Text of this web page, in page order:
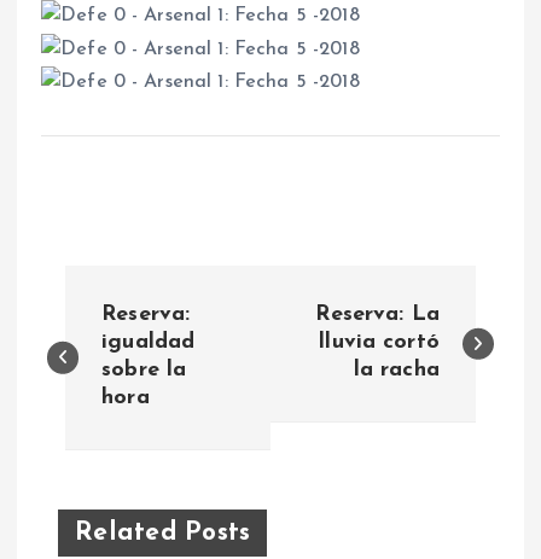
a
Reserva:
igualdad
sobre la
hora
Reserva: La
lluvia cortó
la racha
Related Posts